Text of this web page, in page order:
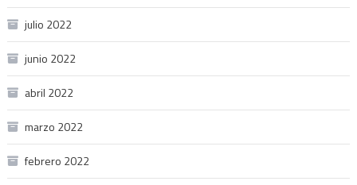
julio 2022
junio 2022
abril 2022
marzo 2022
febrero 2022